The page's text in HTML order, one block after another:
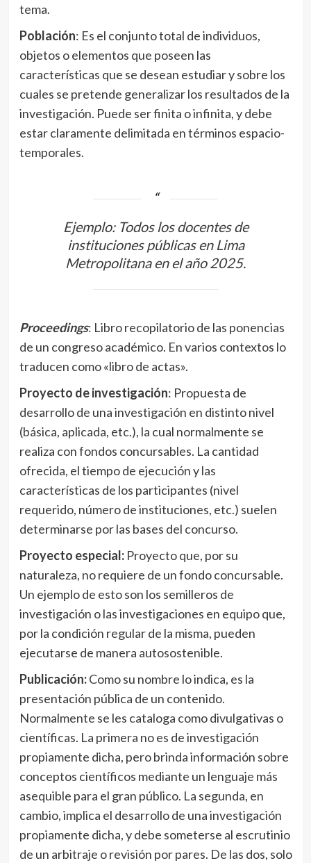
tema.
Población: Es el conjunto total de individuos,
objetos o elementos que poseen las
características que se desean estudiar y sobre los
cuales se pretende generalizar los resultados de la
investigación. Puede ser finita o infinita, y debe
estar claramente delimitada en términos espacio-
temporales.
Ejemplo: Todos los docentes de
instituciones públicas en Lima
Metropolitana en el año 2025.
Proceedings: Libro recopilatorio de las ponencias
de un congreso académico. En varios contextos lo
traducen como «libro de actas».
Proyecto de investigación: Propuesta de
desarrollo de una investigación en distinto nivel
(básica, aplicada, etc.), la cual normalmente se
realiza con fondos concursables. La cantidad
ofrecida, el tiempo de ejecución y las
características de los participantes (nivel
requerido, número de instituciones, etc.) suelen
determinarse por las bases del concurso.
Proyecto especial:Proyecto que, por su
naturaleza, no requiere de un fondo concursable.
Un ejemplo de esto son los semilleros de
investigación o las investigaciones en equipo que,
por la condición regular de la misma, pueden
ejecutarse de manera autosostenible.
Publicación:Como su nombre lo indica, es la
presentación pública de un contenido.
Normalmente se les cataloga como divulgativas o
científicas. La primera no es de investigación
propiamente dicha, pero brinda información sobre
conceptos científicos mediante un lenguaje más
asequible para el gran público. La segunda, en
cambio, implica el desarrollo de una investigación
propiamente dicha, y debe someterse al escrutinio
de un arbitraje o revisión por pares. De las dos, solo